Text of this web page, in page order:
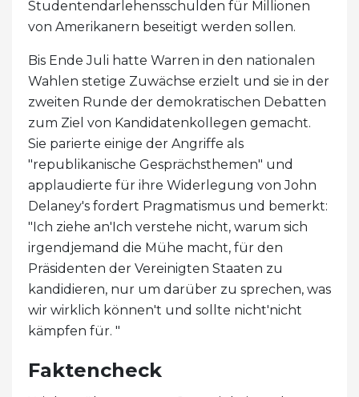
Studentendarlehensschulden für Millionen
von Amerikanern beseitigt werden sollen.
Bis Ende Juli hatte Warren in den nationalen
Wahlen stetige Zuwächse erzielt und sie in der
zweiten Runde der demokratischen Debatten
zum Ziel von Kandidatenkollegen gemacht.
Sie parierte einige der Angriffe als
"republikanische Gesprächsthemen" und
applaudierte für ihre Widerlegung von John
Delaney's fordert Pragmatismus und bemerkt:
"Ich ziehe an'Ich verstehe nicht, warum sich
irgendjemand die Mühe macht, für den
Präsidenten der Vereinigten Staaten zu
kandidieren, nur um darüber zu sprechen, was
wir wirklich können't und sollte nicht'nicht
kämpfen für. "
Faktencheck